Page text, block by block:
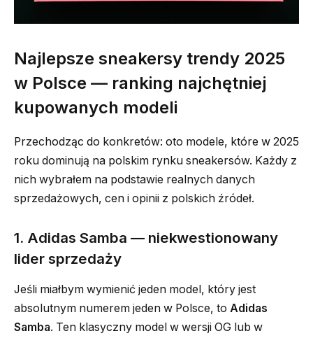
Najlepsze sneakersy trendy 2025
w Polsce — ranking najchętniej
kupowanych modeli
Przechodząc do konkretów: oto modele, które w 2025
roku dominują na polskim rynku sneakersów. Każdy z
nich wybrałem na podstawie realnych danych
sprzedażowych, cen i opinii z polskich źródeł.
1. Adidas Samba — niekwestionowany
lider sprzedaży
Jeśli miałbym wymienić jeden model, który jest
absolutnym numerem jeden w Polsce, to Adidas
Samba. Ten klasyczny model w wersji OG lub w